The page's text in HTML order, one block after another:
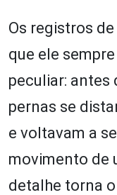
Os registros
que ele
peculiar: antes
pernas se
e voltavam a
movimento de
detalhe torna